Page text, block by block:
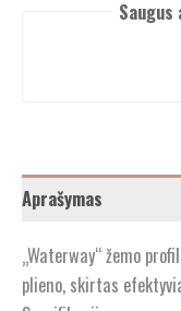
Aprašymas
„Waterway“ žemo
plieno, skirtas